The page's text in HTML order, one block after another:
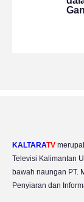
KALTARATV
Televisi Kalimantan
bawah naungan PT.
Penyiaran dan